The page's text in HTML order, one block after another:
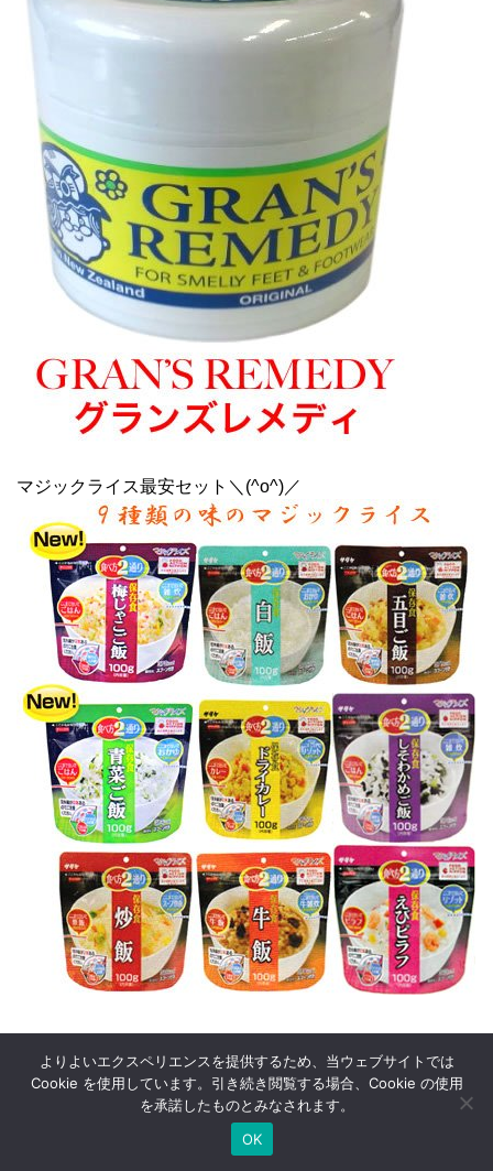
マジックライス最安セット＼(^o^)／
52回の週末
よりよいエクスペリエンスを提供するため、当ウェブサイトでは
Cookie を使用しています。引き続き閲覧する場合、Cookie の使用
を承諾したものとみなされます。
OK